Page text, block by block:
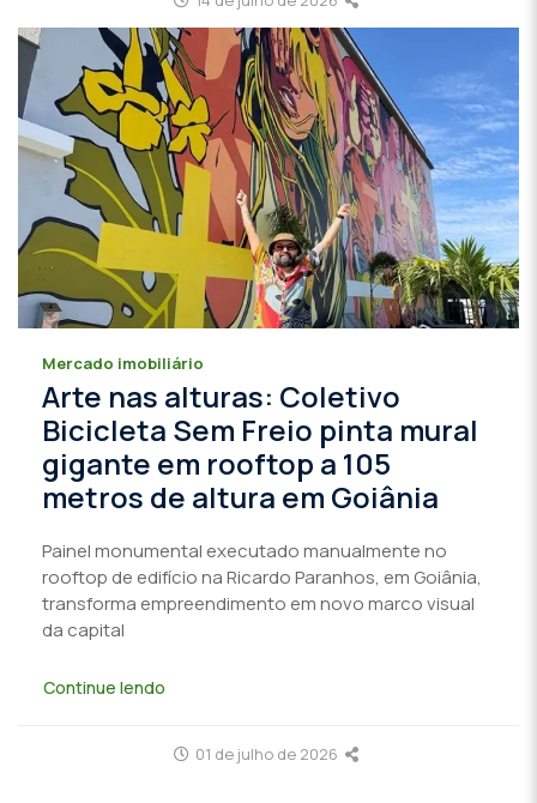
Mercado imobiliário
Arte nas alturas: Coletivo
Bicicleta Sem Freio pinta mural
gigante em rooftop a 105
metros de altura em Goiânia
Painel monumental executado manualmente no
rooftop de edifício na Ricardo Paranhos, em Goiânia,
transforma empreendimento em novo marco visual
da capital
Continue lendo
01 de julho de 2026